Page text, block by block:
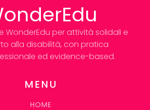
WonderEdu per attività solidali e
alla disabilità, con pratica
ed evidence-based.
MENU
HOME